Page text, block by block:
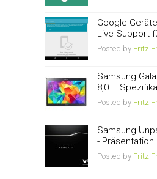
Google
Live Support
Posted by Fritz
Samsung
8,0 –
Posted by Fritz
Samsung
- Präsentation
Posted by Fritz